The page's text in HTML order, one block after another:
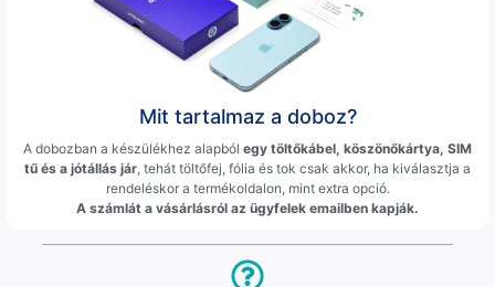
Mit tartalmaz a doboz?
A dobozban a készülékhez alapból egy töltőkábel, köszönőkártya, SIM
tű és a jótállás jár, tehát töltőfej, fólia és tok csak akkor, ha kiválasztja a
rendeléskor a termékoldalon, mint extra opció.
A számlát a vásárlásról az ügyfelek emailben kapják.